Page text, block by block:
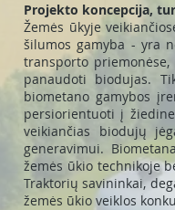
Projekto koncepcija,
Žemės ūkyje
šilumos gamyba - yra
transporto
panaudoti biodujas.
biometano gamybos
persiorientuoti į
veikiančias biodujų
generavimui.
žemės ūkio technikoje
Traktorių savininkai,
žemės ūkio veiklos